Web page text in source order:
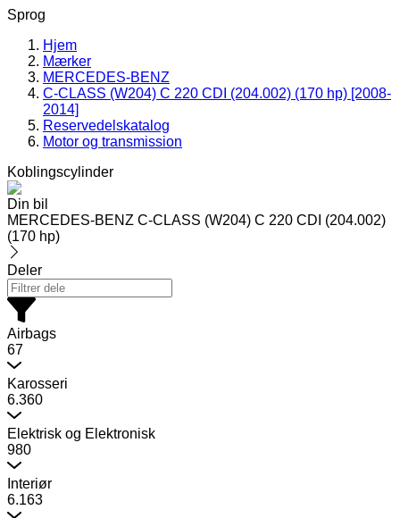
Sprog
Hjem
Mærker
MERCEDES-BENZ
C-CLASS (W204) C 220 CDI (204.002) (170 hp) [2008-
2014]
Reservedelskatalog
Motor og transmission
Koblingscylinder
Din bil
MERCEDES-BENZ C-CLASS (W204) C 220 CDI (204.002)
(170 hp)
Deler
Airbags
67
Karosseri
6.360
Elektrisk og Elektronisk
980
Interiør
6.163